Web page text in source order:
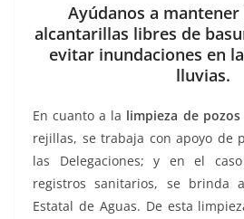
c
e
o
o
k
itt
er
ai
l
at
s
A
p
p
ss
e
n
g
er
Ayúdanos a
alcantarillas libres de
evitar inundaciones en
lluvias.
En cuanto a la limpieza de pozos
rejillas, se trabaja con apoyo de
las Delegaciones; y en el
registros sanitarios, se brinda
Estatal de Aguas. De esta